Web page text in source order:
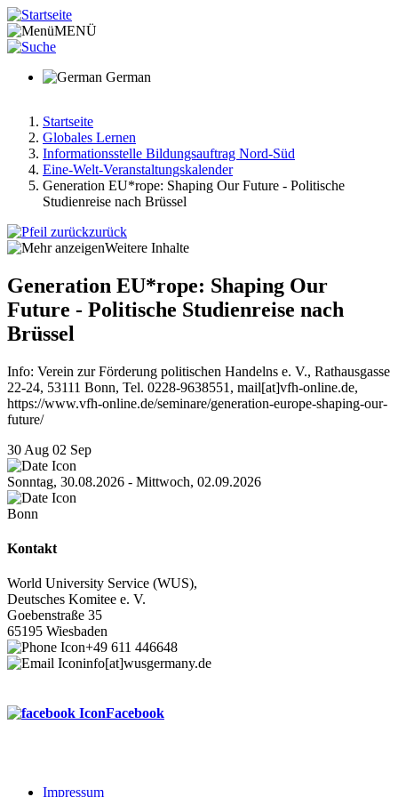
Direkt
zum
Inhalt
MENÜ
German
Pfadnavigation
Startseite
Globales Lernen
Informationsstelle Bildungsauftrag Nord-Süd
Eine-Welt-Veranstaltungskalender
Generation EU*rope: Shaping Our Future - Politische
Studienreise nach Brüssel
zurück
Weitere Inhalte
Generation EU*rope: Shaping Our
Future - Politische Studienreise nach
Brüssel
Info: Verein zur Förderung politischen Handelns e. V., Rathausgasse
22-24, 53111 Bonn, Tel. 0228-9638551, mail[at]vfh-online.de,
https://www.vfh-online.de/seminare/generation-europe-shaping-our-
future/
30 Aug 02 Sep
Sonntag, 30.08.2026 - Mittwoch, 02.09.2026
Bonn
Kontakt
World University Service (WUS),
Deutsches Komitee e. V.
Goebenstraße 35
65195 Wiesbaden
+49 611 446648
info[at]wusgermany.de
Facebook
Impressum